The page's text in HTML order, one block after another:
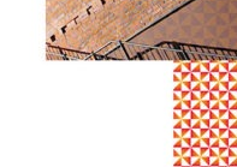
Mitglied werden